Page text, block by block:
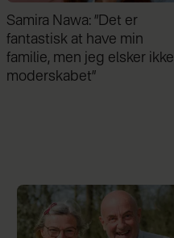
Jeg valgte at blive skilt fra
min mand - da jeg en dag
gik forbi hans hus, fik jeg et
chok